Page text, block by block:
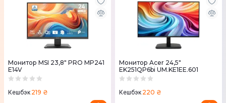
Монитор MSI 23,8" PRO MP241
E14V
Кешбэк 219 ₴
Монитор Acer 24,5"
EK251QP6bi UM.KE1EE.601
Кешбэк 220 ₴